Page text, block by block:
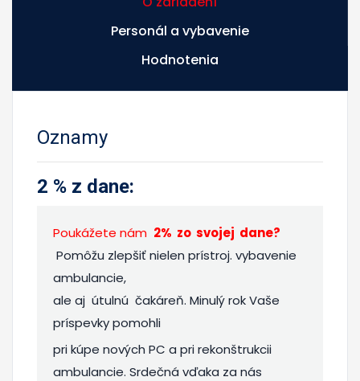
Personál a vybavenie
Hodnotenia
Oznamy
2 % z dane:
Poukážete nám 2% zo svojej dane?
Pomôžu zlepšiť nielen prístroj. vybavenie
ambulancie,
ale aj útulnú čakáreň. Minulý rok Vaše
príspevky pomohli
pri kúpe nových PC a pri rekonštrukcii
ambulancie. Srdečná vďaka za nás